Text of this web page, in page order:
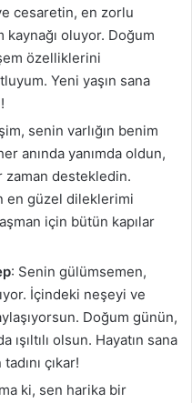
cesaretin, en zorlu
kaynağı oluyor. Doğum
özelliklerini
Yeni yaşın sana
senin varlığın benim
anında yanımda oldun,
zaman destekledin.
en güzel dileklerimi
için bütün kapılar
: Senin gülümsemen,
İçindeki neşeyi ve
Doğum günün,
olsun. Hayatın sana
çıkar!
ki, sen harika bir